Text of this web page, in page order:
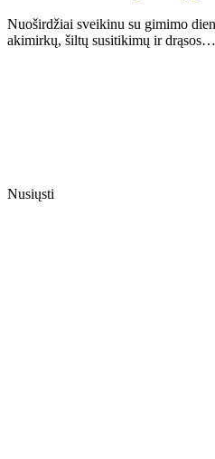
Nuoširdžiai sveikinu su gimimo
akimirkų, šiltų susitikimų ir drąsos…
Nusiųsti